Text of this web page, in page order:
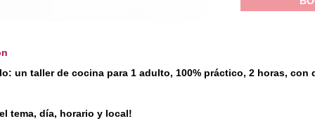
un taller de cocina para 1 adulto, 100% práctico, 2 horas, con
tema, día, horario y local!